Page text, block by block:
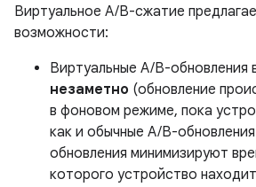
Виртуальное A/B-сжатие
возможности:
Виртуальные A/B-обновления
незаметно (обновление
в фоновом режиме, пока
как и обычные A/B-
обновления минимизируют
которого устройство